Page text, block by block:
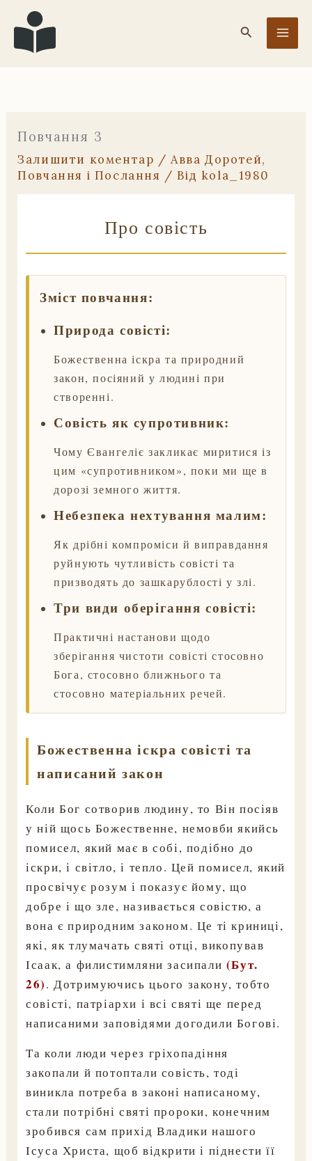
Перейти
до
вмісту
Пошук
Повчання 3
Залишити коментар / Авва Доротей,
Повчання і Послання / Від kola_1980
Про совість
Зміст повчання:
Природа совісті:
Божественна іскра та природний
закон, посіяний у людині при
створенні.
Совість як супротивник:
Чому Євангеліє закликає миритися із
цим «супротивником», поки ми ще в
дорозі земного життя.
Небезпека нехтування малим:
Як дрібні компроміси й виправдання
руйнують чутливість совісті та
призводять до зашкарублості у злі.
Три види оберігання совісті:
Практичні настанови щодо
зберігання чистоти совісті стосовно
Бога, стосовно ближнього та
стосовно матеріальних речей.
Божественна іскра совісті та
написаний закон
Коли Бог сотворив людину, то Він посіяв
у ній щось Божественне, немовби якийсь
помисел, який має в собі, подібно до
іскри, і світло, і тепло. Цей помисел, який
просвічує розум і показує йому, що
добре і що зле, називається совістю, а
вона є природним законом. Це ті криниці,
які, як тлумачать святі отці, викопував
Ісаак, а филистимляни засипали (Бут.
26). Дотримуючись цього закону, тобто
совісті, патріархи і всі святі ще перед
написаними заповідями догодили Богові.
Та коли люди через гріхопадіння
закопали й потоптали совість, тоді
виникла потреба в законі написаному,
стали потрібні святі пророки, конечним
зробився сам прихід Владики нашого
Ісуса Христа, щоб відкрити і піднести її